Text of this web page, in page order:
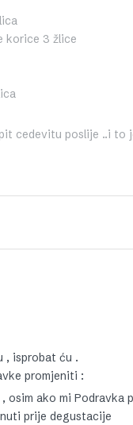
korice 3 žlice
cedevitu poslije ..i to
, isprobat ću .
promjeniti :
osim ako mi Podravka
prije degustacije